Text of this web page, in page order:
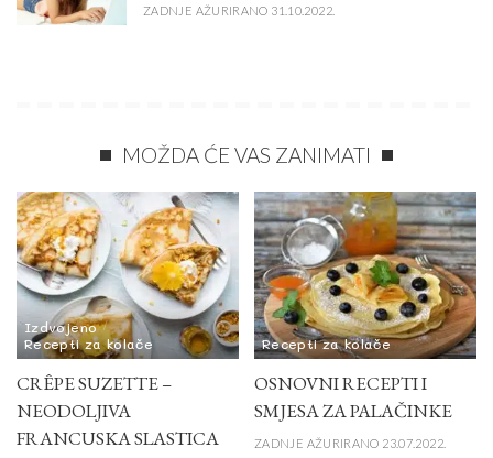
ZADNJE AŽURIRANO 31.10.2022.
MOŽDA ĆE VAS ZANIMATI
Izdvojeno
Recepti za kolače
CRÊPE SUZETTE –
NEODOLJIVA
FRANCUSKA SLASTICA
Recepti za kolače
OSNOVNI RECEPTI I
SMJESA ZA PALAČINKE
ZADNJE AŽURIRANO 23.07.2022.